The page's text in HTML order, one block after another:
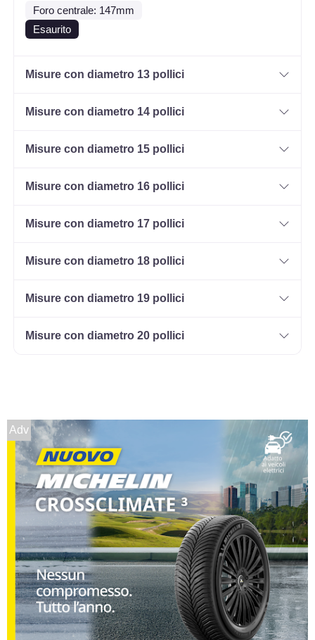
Foro centrale: 147mm
Esaurito
Misure con diametro 13 pollici
Misure con diametro 14 pollici
Misure con diametro 15 pollici
Misure con diametro 16 pollici
Misure con diametro 17 pollici
Misure con diametro 18 pollici
Misure con diametro 19 pollici
Misure con diametro 20 pollici
Adv